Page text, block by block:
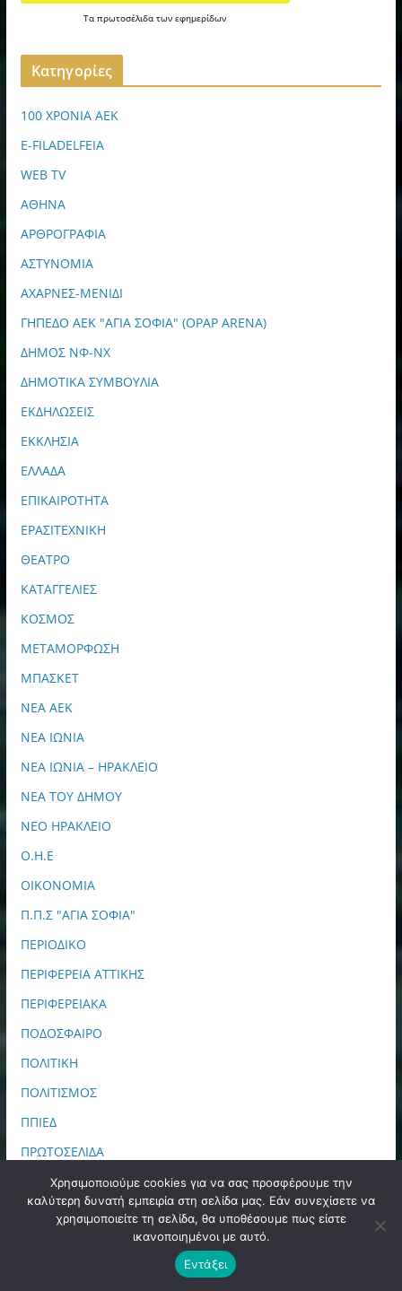
Ταπρωτοσέλιδατωνεφημερίδων
Kατηγορίες
100 ΧΡΟΝΙΑ ΑΕΚ
E-FILADELFEIA
WEB TV
ΑΘΗΝΑ
ΑΡΘΡΟΓΡΑΦΙΑ
ΑΣΤΥΝΟΜΙΑ
ΑΧΑΡΝΕΣ-ΜΕΝΙΔΙ
ΓΗΠΕΔΟ ΑΕΚ "ΑΓΙΑ ΣΟΦΙΑ" (OPAP ARENA)
ΔΗΜΟΣ ΝΦ-ΝΧ
ΔΗΜΟΤΙΚΑ ΣΥΜΒΟΥΛΙΑ
ΕΚΔΗΛΩΣΕΙΣ
ΕΚΚΛΗΣΙΑ
ΕΛΛΑΔΑ
ΕΠΙΚΑΙΡΟΤΗΤΑ
ΕΡΑΣΙΤΕΧΝΙΚΗ
ΘΕΑΤΡΟ
ΚΑΤΑΓΓΕΛΙΕΣ
ΚΟΣΜΟΣ
ΜΕΤΑΜΟΡΦΩΣΗ
ΜΠΑΣΚΕΤ
ΝΕΑ ΑΕΚ
ΝΕΑ ΙΩΝΙΑ
ΝΕΑ ΙΩΝΙΑ – ΗΡΑΚΛΕΙΟ
ΝΕΑ ΤΟΥ ΔΗΜΟΥ
ΝΕΟ ΗΡΑΚΛΕΙΟ
Ο.Η.Ε
ΟΙΚΟΝΟΜΙΑ
Π.Π.Σ "ΑΓΙΑ ΣΟΦΙΑ"
ΠΕΡΙΟΔΙΚΟ
ΠΕΡΙΦΕΡΕΙΑ ΑΤΤΙΚΗΣ
ΠΕΡΙΦΕΡΕΙΑΚΑ
ΠΟΔΟΣΦΑΙΡΟ
ΠΟΛΙΤΙΚΗ
ΠΟΛΙΤΙΣΜΟΣ
ΠΠΙΕΔ
ΠΡΩΤΟΣΕΛΙΔΑ
ΣΑΝ ΣΗΜΕΡΑ
ΣΙΝΕΜΑ
Χρησιμοποιούμε cookies για να σας προσφέρουμε την
καλύτερη δυνατή εμπειρία στη σελίδα μας. Εάν συνεχίσετε να
χρησιμοποιείτε τη σελίδα, θα υποθέσουμε πως είστε
ικανοποιημένοι με αυτό.
Εντάξει